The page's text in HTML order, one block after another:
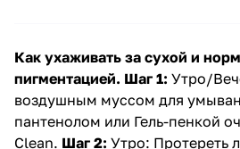
Как ухаживать за сухой и
пигментацией. Шаг 1: Утро/
воздушным муссом для
пантенолом или Гель-пенкой
Clean. Шаг 2: Утро: Протереть